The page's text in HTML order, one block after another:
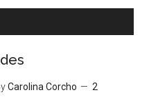
Carolina Corcho
2